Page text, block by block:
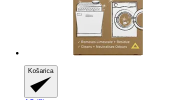
Košarica